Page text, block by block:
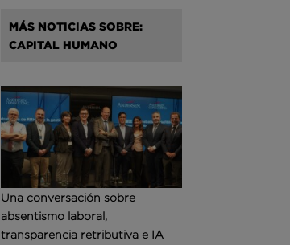
MÁS NOTICIAS SOBRE:
CAPITAL HUMANO
Una conversación sobre
absentismo laboral,
transparencia retributiva e IA